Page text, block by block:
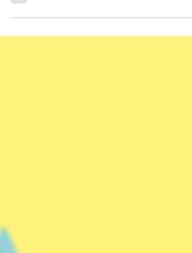
compétition et … la performance